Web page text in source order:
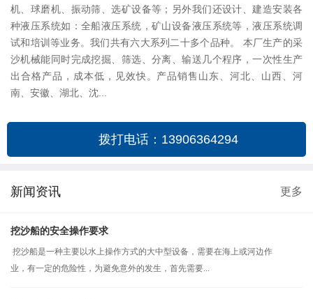
机、球磨机、振动筛、选矿设备等；另外我们还设计、建造安装各
种液压系统如：全船液压系统，矿山设备液压系统等，液压系统调
试和培训等业务。我们共有六大系列二十多个品种。 本厂生产的采
沙机械能同时完成挖掘、筛选、分离、输送几个程序，一次性生产
出合格产品，成本低，见效快。产品销售山东、河北、山西、河
南、安徽、湖北、沈...
拨打电话：13906364294
新闻资讯 更多
挖沙船的安全操作要求
挖沙船是一种主要以水上操作方式的大中型设备，需要在海上或河边作
业，有一定的危险性，为避免意外的发生，首先需要...